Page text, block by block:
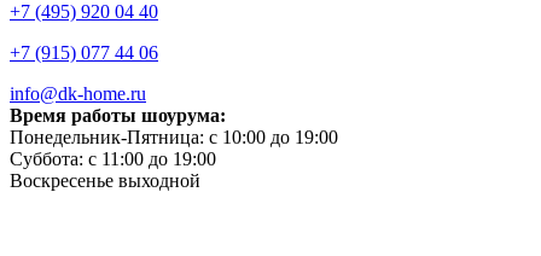
+7 (495) 920 04 40
+7 (915) 077 44 06
info@dk-home.ru
Время работы шоурума:
Понедельник-Пятница: c 10:00 до 19:00
Суббота: c 11:00 до 19:00
Воскресенье выходной